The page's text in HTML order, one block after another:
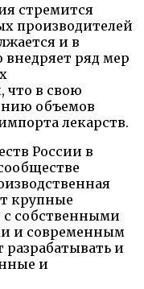
стремится
производителей
и в
внедряет ряд мер
что в свою
объемов
лекарств.
России в
крупные
собственными
и современным
разрабатывать и
и